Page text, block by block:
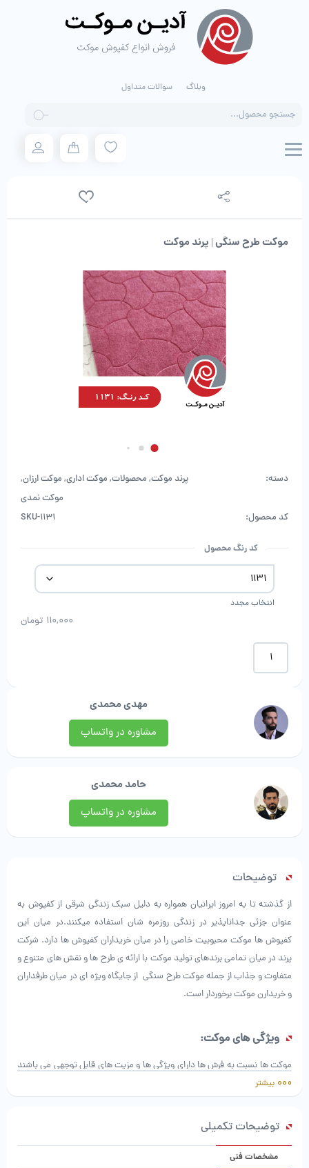
وبلاگ سوالات متداول
search
موکت طرح سنگی | پرند موکت
دسته: پرند موکت, محصولات, موکت اداری, موکت ارزان,
موکت نمدی
کد محصول:
SKU-1131
کد رنگ محصول
انتخاب مجدد
110,000 تومان
موکت
سنگی
پرند
موکت
عدد
مهدی محمدی
مشاوره در واتساپ
حامد محمدی
مشاوره در واتساپ
توضیحات
از گذشته تا به امروز ایرانیان همواره به دلیل سبک زندگی شرقی از کفپوش به
عنوان جزئی جداناپذیر در زندگی روزمره شان استفاده میکنند.در میان این
کفپوش ها موکت محبوبیت خاصی را در میان خریداران کفپوش ها دارد. شرکت
پرند در میان تمامی برندهای تولید موکت با ارائه ی طرح ها و نقش های متنوع و
متفاوت و جذاب از جمله موکت طرح سنگی از جایگاه ویژه ای در میان طرفداران
و خریدارن موکت برخوردار است.
ویژگی های موکت:
موکت ها نسبت به فرش ها دارای ویژگی ها و مزیت های قابل توجهی می باشند
که باعث می شود خریداران موکت را جایگزین فرش کنند.
برای پوشاندن کف محیط هایی که در نظر دارند،تهیه کنند.
بیشتر
توضیحات تکمیلی
مشخصات فنی